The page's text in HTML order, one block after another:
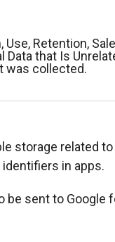
Retention,
Data that Is
was collected.
storage related
in apps.
be sent to Google
διάρκειας 3
Λαβές
και αντιληπτικών